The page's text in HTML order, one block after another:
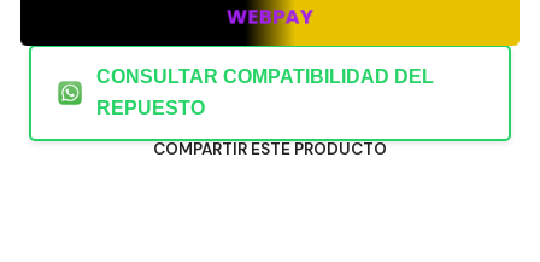
WEBPAY
CONSULTAR COMPATIBILIDAD DEL
REPUESTO
COMPARTIR ESTE PRODUCTO